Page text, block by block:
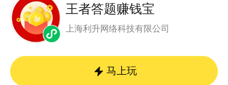
王者答题赚钱宝
上海利升网络科技有限公司
马上玩